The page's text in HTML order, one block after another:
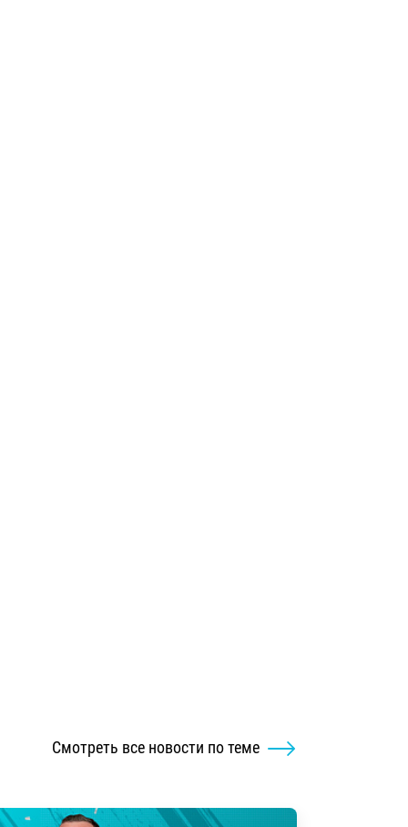
Смотреть все новости по теме